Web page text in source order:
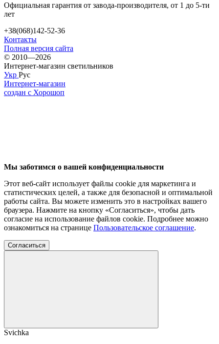
Официальная гарантия от завода-производителя, от 1 до 5-ти
лет
+38(068)142-52-36
Контакты
Полная версия сайта
© 2010—2026
Интернет-магазин светильников
Укр Рус
Интернет-магазин
создан с Хорошоп
Мы заботимся о вашей конфиденциальности
Этот веб-сайт использует файлы cookie для маркетинга и
статистических целей, а также для безопасной и оптимальной
работы сайта. Вы можете изменить это в настройках вашего
браузера. Нажмите на кнопку «Согласиться», чтобы дать
согласие на использование файлов cookie. Подробнее можно
ознакомиться на странице Пользовательское соглашение.
Согласиться
Svichka